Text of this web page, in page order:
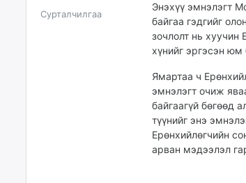
Сурталчилгаа
Энэхүү эмнэлэгт
байгаа гэдгийг
зочлолт нь хуучин
хүнийг эргэсэн
Ямартаа ч
эмнэлэгт очиж
байгаагүй бөгөөд
түүнийг энэ
Ерөнхийлөгчийн
арван мэдээлэл